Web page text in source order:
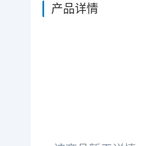
产品详情